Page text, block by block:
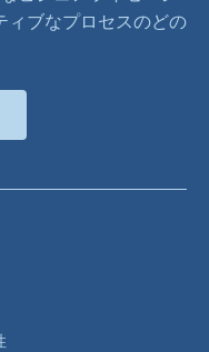
ィブなプロセスのどの